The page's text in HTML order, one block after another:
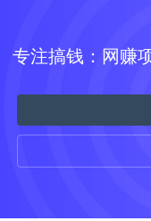
专注搞钱：网赚